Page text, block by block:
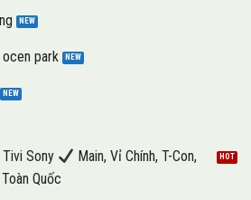
park
Tivi Sony
Main, Vỉ Chính, T-Con,
Quốc